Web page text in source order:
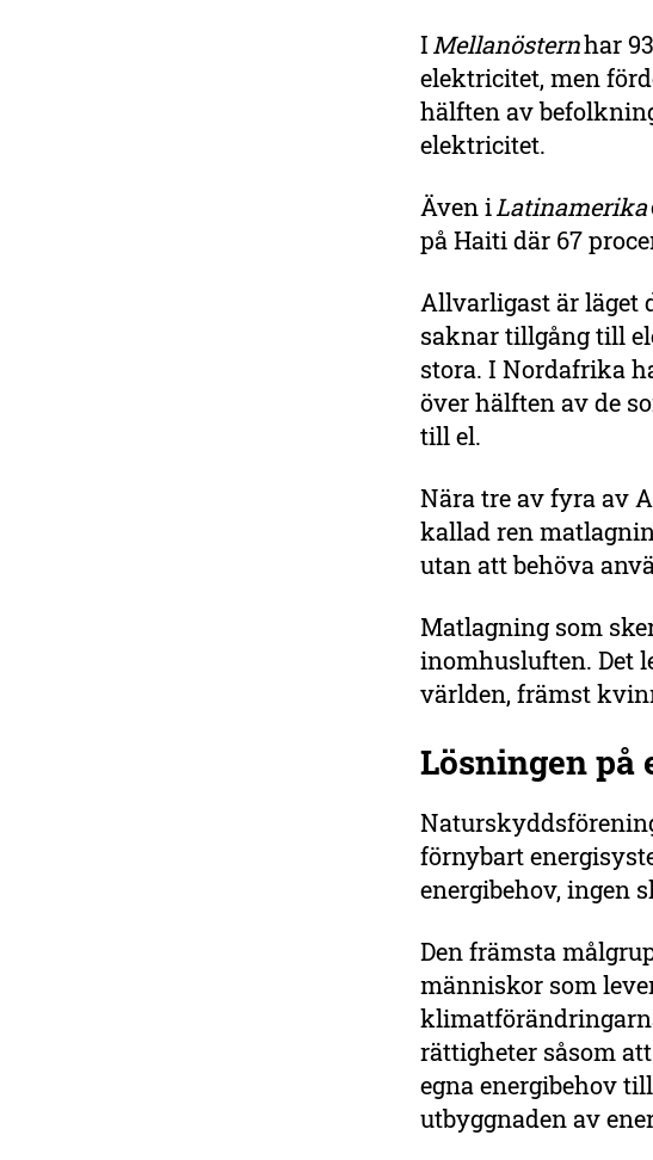
IMellanösternhar
elektricitet, men
hälften av
elektricitet.
Även iLatinamerika
på Haiti där 67
Allvarligast är läget
saknar tillgång till
stora. I Nordafrika
över hälften av de
till el.
Nära tre av fyra av
kallad ren
utan att behöva
Matlagning som
inomhusluften. Det
världen, främst
Lösningen på
förnybart
energibehov, ingen
Den främsta
människor som
rättigheter såsom
egna energibehov
utbyggnaden av